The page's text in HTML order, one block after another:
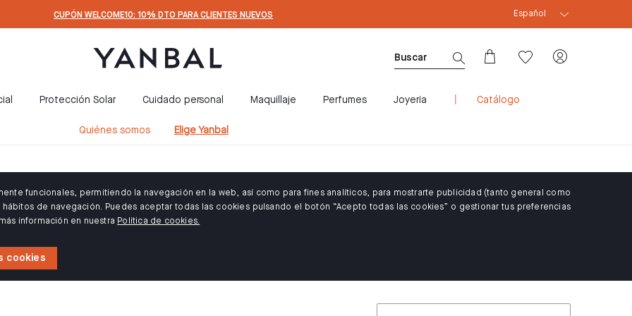
CUPÓN WELCOME10: 10% DTO PARA CLIENTES NUEVOS CUPÓN WELCOME10: 10% DTO PARA CLIENTES
Español
Protección Solar Cuidado personal Maquillaje Perfumes Joyería Catálogo
Quiénes somos Elige Yanbal
funcionales, permitiendo la navegación en la web, así como para fines analíticos, para mostrarte publicidad (tanto general como
de navegación. Puedes aceptar todas las cookies pulsando el botón “Acepto todas las cookies” o gestionar tus preferencias
información en nuestra Política de cookies.
cookies